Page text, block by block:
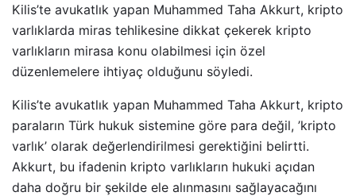
Kilis’te avukatlık yapan Muhammed Taha Akkurt, kripto
varlıklarda miras tehlikesine dikkat çekerek kripto
varlıkların mirasa konu olabilmesi için özel
düzenlemelere ihtiyaç olduğunu söyledi.
Kilis’te avukatlık yapan Muhammed Taha Akkurt, kripto
paraların Türk hukuk sistemine göre para değil, ’kripto
varlık’ olarak değerlendirilmesi gerektiğini belirtti.
Akkurt, bu ifadenin kripto varlıkların hukuki açıdan
daha doğru bir şekilde ele alınmasını sağlayacağını